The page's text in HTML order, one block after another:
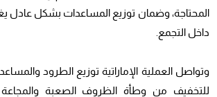
المحتاجة، وضمان توزيع المساعدات بشكل عادل
داخل التجمع.
وتواصل العملية الإماراتية توزيع الطرود
للتخفيف من وطأة الظروف الصعبة